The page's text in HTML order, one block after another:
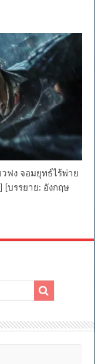
ฟง จอมยุทธ์ไร้พ่าย
[บรรยาย: อังกฤษ